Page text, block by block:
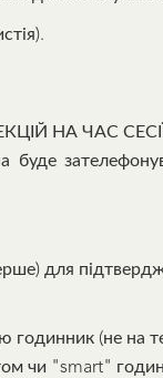
НА ЧАС
буде
для
годинник (не на
чи "smart"